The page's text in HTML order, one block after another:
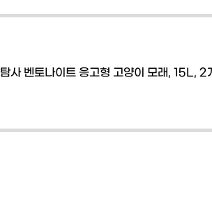
탐사 벤토나이트 응고형 고양이 모래, 15L, 2